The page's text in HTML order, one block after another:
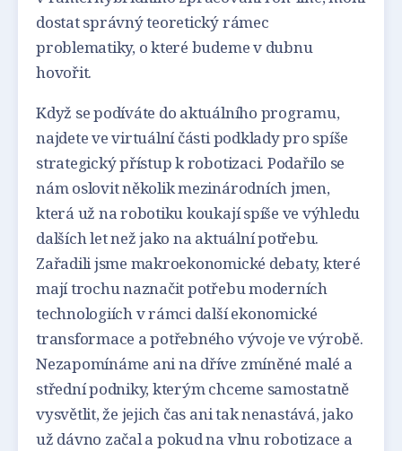
dostat správný teoretický rámec
problematiky, o které budeme v dubnu
hovořit.
Když se podíváte do aktuálního programu,
najdete ve virtuální části podklady pro spíše
strategický přístup k robotizaci. Podařilo se
nám oslovit několik mezinárodních jmen,
která už na robotiku koukají spíše ve výhledu
dalších let než jako na aktuální potřebu.
Zařadili jsme makroekonomické debaty, které
mají trochu naznačit potřebu moderních
technologiích v rámci další ekonomické
transformace a potřebného vývoje ve výrobě.
Nezapomínáme ani na dříve zmíněné malé a
střední podniky, kterým chceme samostatně
vysvětlit, že jejich čas ani tak nenastává, jako
už dávno začal a pokud na vlnu robotizace a